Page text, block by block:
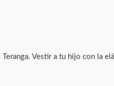
Vestir a tu hijo con la